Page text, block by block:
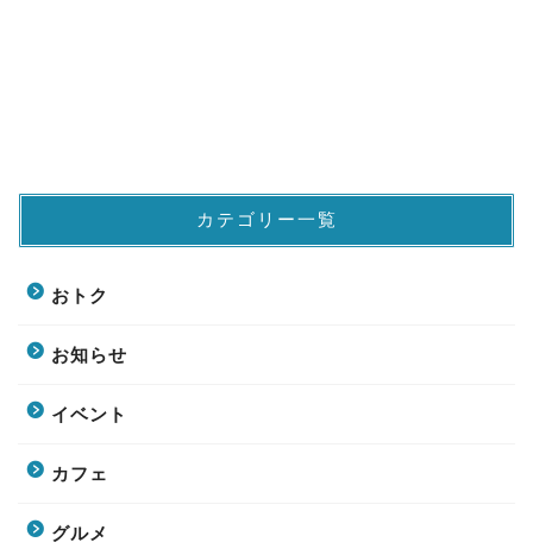
カテゴリー一覧
おトク
お知らせ
イベント
カフェ
グルメ